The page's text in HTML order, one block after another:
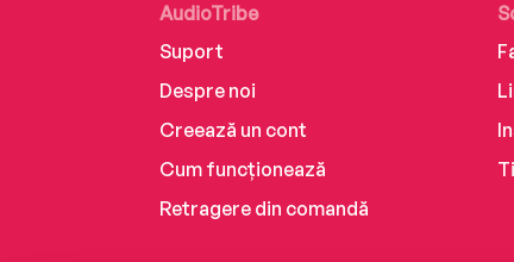
AudioTribe
Suport
Despre noi
Creează un cont
Cum funcționează
Retragere din comandă